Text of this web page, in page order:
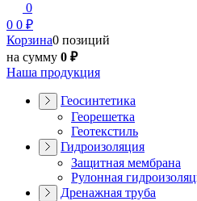
0
0 0 ₽
Корзина0 позиций
на сумму 0 ₽
Наша продукция
Геосинтетика
Георешетка
Геотекстиль
Гидроизоляция
Защитная мембрана
Рулонная
Дренажная труба